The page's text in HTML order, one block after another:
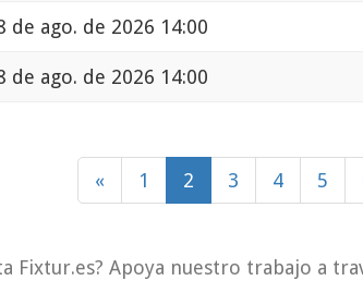
de ago. de 2026 14:00
de ago. de 2026 14:00
« 1 2 3 4 5
Fixtur.es? Apoya nuestro trabajo a